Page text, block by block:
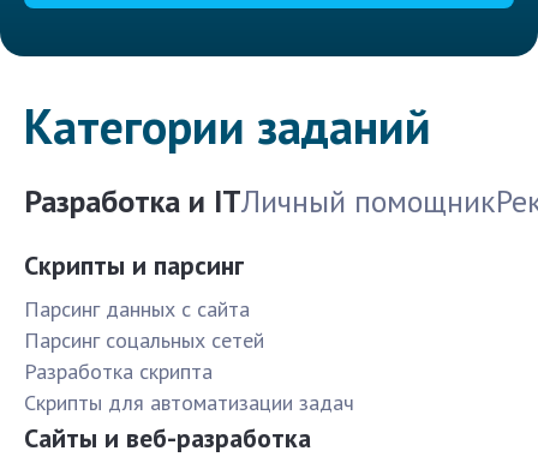
Категории заданий
Разработка и ITЛичный помощник
Скрипты и парсинг
Парсинг данных с сайта
Парсинг соцальных сетей
Разработка скрипта
Скрипты для автоматизации задач
Сайты и веб-разработка